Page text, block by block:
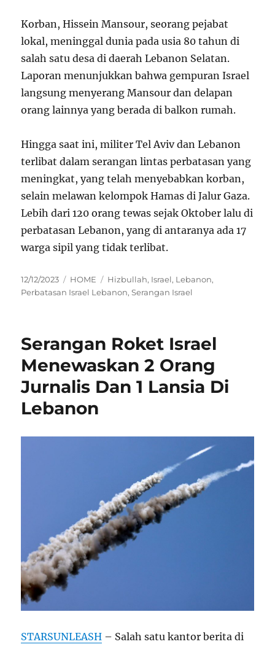
Korban, Hissein Mansour, seorang pejabat
lokal, meninggal dunia pada usia 80 tahun di
salah satu desa di daerah Lebanon Selatan.
Laporan menunjukkan bahwa gempuran Israel
langsung menyerang Mansour dan delapan
orang lainnya yang berada di balkon rumah.
Hingga saat ini, militer Tel Aviv dan Lebanon
terlibat dalam serangan lintas perbatasan yang
meningkat, yang telah menyebabkan korban,
selain melawan kelompok Hamas di Jalur Gaza.
Lebih dari 120 orang tewas sejak Oktober lalu di
perbatasan Lebanon, yang di antaranya ada 17
warga sipil yang tidak terlibat.
Posted
on
12/12/2023 Categories
HOME Tags
Hizbullah, Israel, Lebanon,
Perbatasan Israel Lebanon,Serangan Israel
Serangan Roket Israel
Menewaskan 2 Orang
Jurnalis Dan 1 Lansia Di
Lebanon
STARSUNLEASH – Salah satu kantor berita di